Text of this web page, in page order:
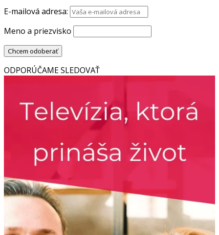
E-mailová adresa:
Meno a priezvisko
ODPORÚČAME SLEDOVAŤ